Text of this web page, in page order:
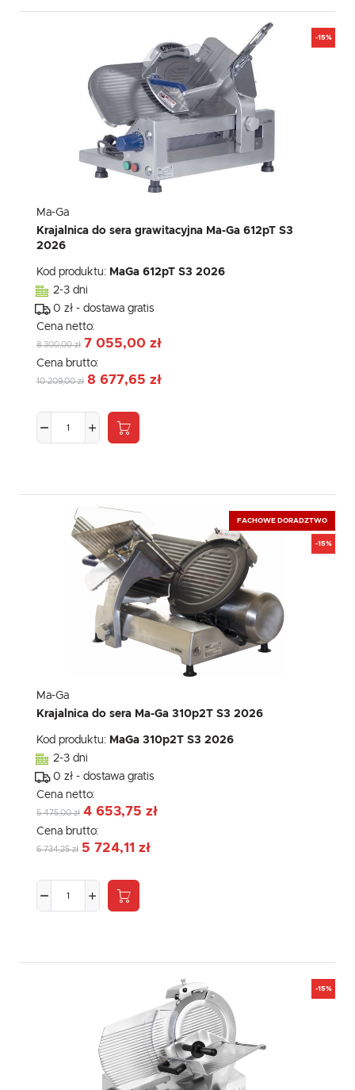
-15%
Ma-Ga
Krajalnica do sera grawitacyjna Ma-Ga 612pT S3
2026
Kod produktu: MaGa 612pT S3 2026
2-3 dni
0 zł - dostawa gratis
Cena netto:
8 300,00 zł 7 055,00 zł
Cena brutto:
10 209,00 zł 8 677,65 zł
FACHOWE DORADZTWO
-15%
Ma-Ga
Krajalnica do sera Ma-Ga 310p2T S3 2026
Kod produktu: MaGa 310p2T S3 2026
2-3 dni
0 zł - dostawa gratis
Cena netto:
5 475,00 zł 4 653,75 zł
Cena brutto:
6 734,25 zł 5 724,11 zł
-15%